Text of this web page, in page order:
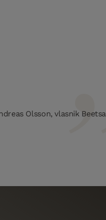
Olsson, vlasnik Beetsa